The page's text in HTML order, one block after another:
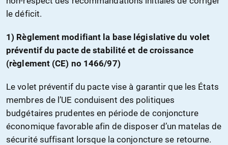
le déficit.
1) Règlement modifiant la base législative du volet
préventif du pacte de stabilité et de croissance
(règlement (CE) no 1466/97)
Le volet préventif du pacte vise à garantir que les États
membres de l’UE conduisent des politiques
budgétaires prudentes en période de conjoncture
économique favorable afin de disposer d’un matelas de
sécurité suffisant lorsque la conjoncture se retourne.